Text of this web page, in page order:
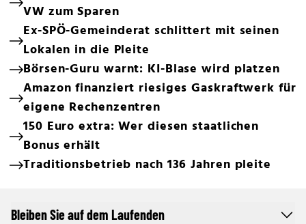
VW zum Sparen
Ex-SPÖ-Gemeinderat schlittert mit seinen
Lokalen in die Pleite
Börsen-Guru warnt: KI-Blase wird platzen
Amazon finanziert riesiges Gaskraftwerk für
eigene Rechenzentren
150 Euro extra: Wer diesen staatlichen
Bonus erhält
Traditionsbetrieb nach 136 Jahren pleite
Bleiben Sie auf dem Laufenden